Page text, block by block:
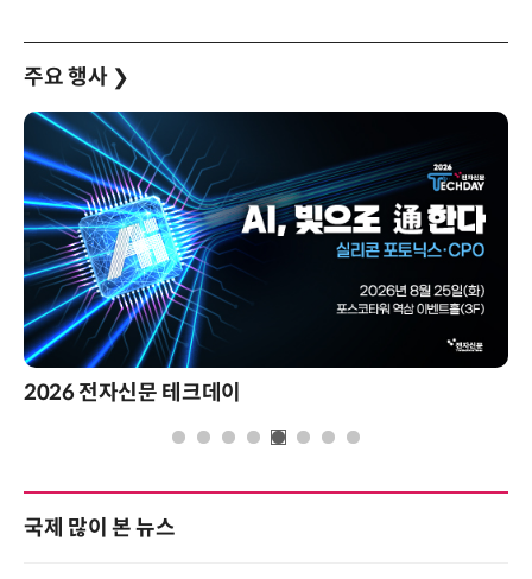
주요 행사 ❯
2026 전자신문 테크데이
국제 많이 본 뉴스